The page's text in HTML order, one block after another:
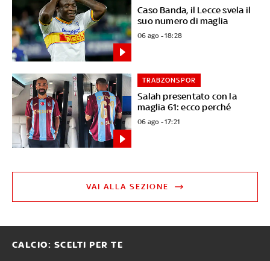
Caso Banda, il Lecce svela il
suo numero di maglia
06 ago - 18:28
Salah presentato con la
maglia 61: ecco perché
TRABZONSPOR
06 ago - 17:21
VAI ALLA SEZIONE
CALCIO: SCELTI PER TE